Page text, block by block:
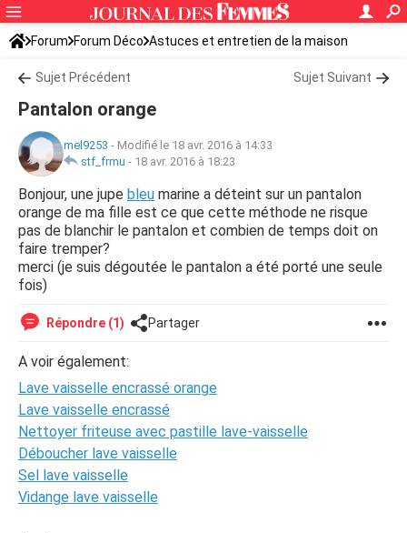
Forum Forum Déco Astuces et entretien de la maison
Sujet Précédent Sujet Suivant
Pantalon orange
mel9253 - Modifié le 18 avr. 2016 à 14:33
stf_frmu - 18 avr. 2016 à 18:23
Bonjour, une jupe bleu marine a déteint sur un pantalon
orange de ma fille est ce que cette méthode ne risque
pas de blanchir le pantalon et combien de temps doit on
faire tremper?
merci (je suis dégoutée le pantalon a été porté une seule
fois)
Répondre (1) Partager
A voir également:
Lave vaisselle encrassé orange
Lave vaisselle encrassé
Nettoyer friteuse avec pastille lave-vaisselle
Déboucher lave vaisselle
Sel lave vaisselle
Vidange lave vaisselle